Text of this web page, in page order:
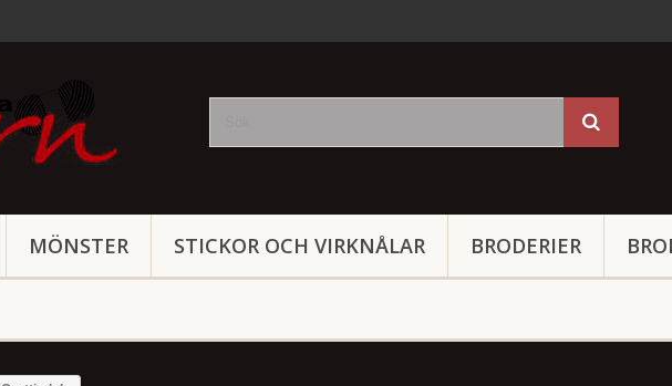
MÖNSTER STICKOR OCH VIRKNÅLAR BRODERIER